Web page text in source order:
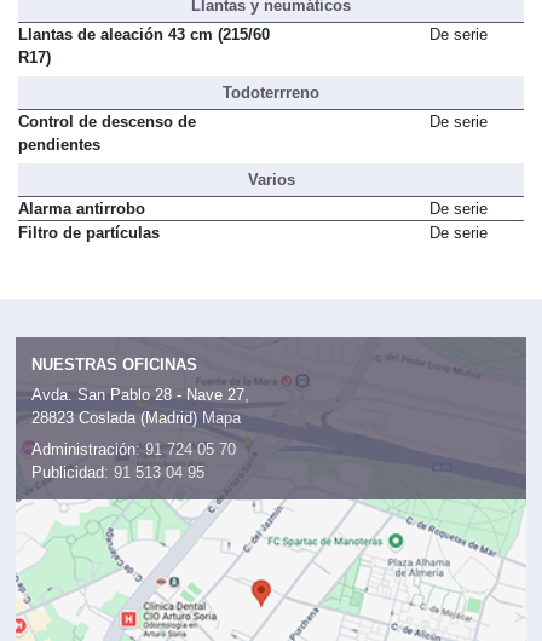
Llantas y neumáticos
Llantas de aleación 43 cm (215/60
Todoterrreno
Control de descenso de
Varios
Alarma antirrobo
De serie
NUESTRAS OFICINAS
Avda. San Pablo 28 - Nave 27,
28823 Coslada (Madrid)
Mapa
Administración:91 724 05 70
Publicidad: